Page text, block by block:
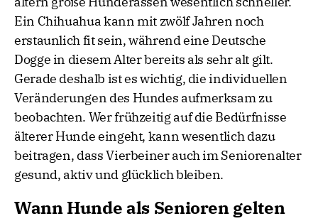
Ein Chihuahua kann mit zwölf Jahren noch
erstaunlich fit sein, während eine Deutsche
Dogge in diesem Alter bereits als sehr alt gilt.
Gerade deshalb ist es wichtig, die individuellen
Veränderungen des Hundes aufmerksam zu
beobachten. Wer frühzeitig auf die Bedürfnisse
älterer Hunde eingeht, kann wesentlich dazu
beitragen, dass Vierbeiner auch im Seniorenalter
gesund, aktiv und glücklich bleiben.
Wann Hunde als Senioren gelten